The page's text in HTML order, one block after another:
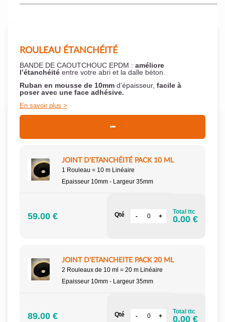
ROULEAU ÉTANCHÉITÉ
BANDE DE CAOUTCHOUC EPDM : améliore
l’étanchéité entre votre abri et la dalle béton.
Ruban en mousse de 10mm d’épaisseur, facile à
poser avec une face adhésive.
En savoir plus
JOINT D'ETANCHÉITÉ PACK 10 ML
1 Rouleau = 10 m Linéaire
Epaisseur 10mm - Largeur 35mm
59.00 € Qté Total ttc
0.00 €
JOINT D'ETANCHEITE PACK 20 ML
2 Rouleaux de 10 ml = 20 m Linéaire
Epaisseur 10mm - Largeur 35mm
89.00 € Qté Total ttc
0.00 €